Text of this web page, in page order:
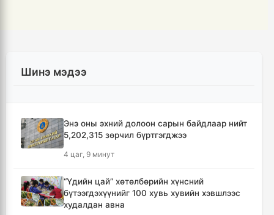
Шинэ мэдээ
Энэ оны эхний долоон сарын байдлаар нийт
5,202,315 зөрчил бүртгэгджээ
4 цаг, 9 минут
“Үдийн цай” хөтөлбөрийн хүнсний
бүтээгдэхүүнийг 100 хувь хувийн хэвшлээс
худалдан авна